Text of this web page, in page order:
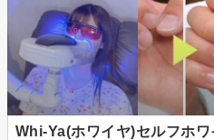
Whi-Ya(ホワイヤ)セルフホ